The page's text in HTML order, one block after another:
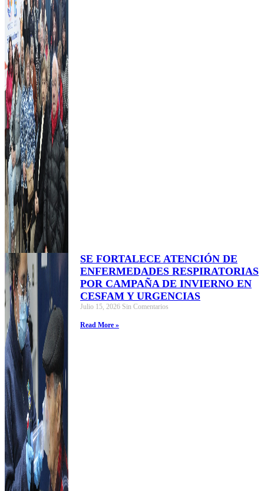
SE FORTALECE ATENCIÓN DE
ENFERMEDADES RESPIRATORIAS
POR CAMPAÑA DE INVIERNO EN
CESFAM Y URGENCIAS
Julio 15, 2026 Sin Comentarios
Read More »